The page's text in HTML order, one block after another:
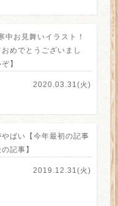
中お見舞いイラスト！
めでとうございまし
】
2020.03.31(火)
ばい【今年最初の記事
記事】
2019.12.31(火)